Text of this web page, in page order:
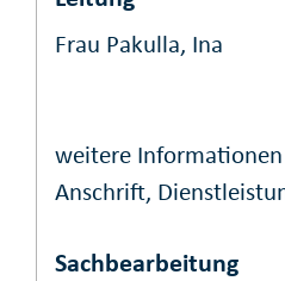
Frau Pakulla, Ina
weitere Informationen
Anschrift,
Sachbearbeitung